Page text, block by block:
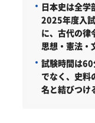
日本史は全学
2025年度入
に、古代の律
思想・憲法・
試験時間は
でなく、史料
名と結びつけ